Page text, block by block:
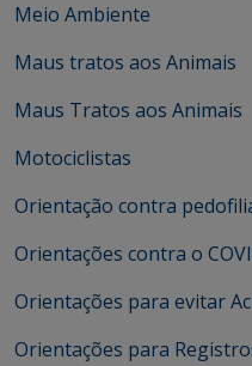
Meio Ambiente
Maus tratos aos Animais
Maus Tratos aos Animais
Motociclistas
Orientação contra
Orientações contra o
Orientações para evitar
Orientações para